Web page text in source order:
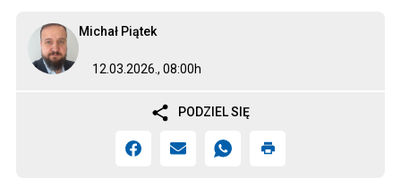
12.03.2026., 08:00h
Michał Piątek
PODZIEL SIĘ